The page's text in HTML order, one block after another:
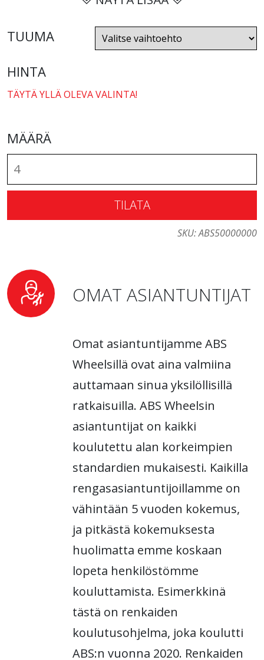
Jos olet tottunut elämän parhaisiin ja
hienoimpiin asioihin,
varten. Tämä muotoilu yhdistää klassisen
F55on yhtä ylellinen kuin vanne voi olla.
TUUMA
HINTA
TÄYTÄ YLLÄ OLEVA VALINTA!
MÄÄRÄ
TILATA
SKU:ABS50000000
OMAT ASIANTUNTIJAT
Omat asiantuntijamme ABS
Wheelsillä ovat aina valmiina
auttamaan sinua yksilöllisillä
ratkaisuilla. ABS Wheelsin
asiantuntijat on kaikki
koulutettu alan korkeimpien
standardien mukaisesti. Kaikilla
rengasasiantuntijoillamme on
vähintään 5 vuoden kokemus,
ja pitkästä kokemuksesta
huolimatta emme koskaan
lopeta henkilöstömme
kouluttamista. Esimerkkinä
tästä on renkaiden
koulutusohjelma, joka koulutti
ABS:n vuonna 2020. Renkaiden